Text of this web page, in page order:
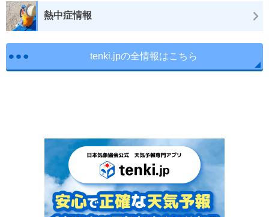
熱中症情報
tenki.jpの全情報はこちら